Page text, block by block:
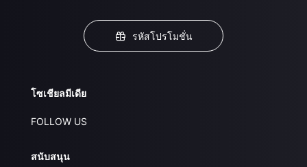
รหัสโปรโมชั่น
โซเชียลมีเดีย
FOLLOW US
สนับสนุน